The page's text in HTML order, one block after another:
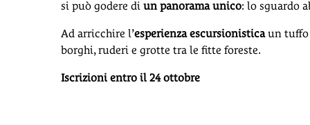
si può godere di un panorama unico: lo sguardo
Ad arricchire l’esperienza escursionisticaun tuffo
borghi, ruderi e grotte tra le fitte foreste.
Iscrizioni entro il 24 ottobre